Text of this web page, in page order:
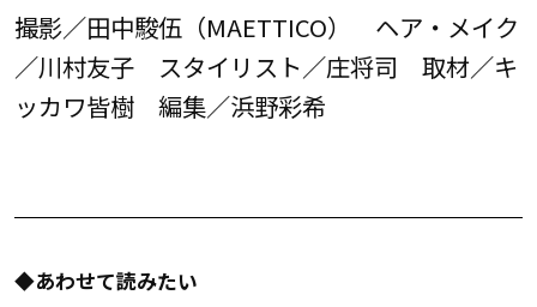
撮影／田中駿伍（MAETTICO） ヘア・メイク
／川村友子 スタイリスト／庄将司 取材／キ
ッカワ皆樹 編集／浜野彩希
◆あわせて読みたい